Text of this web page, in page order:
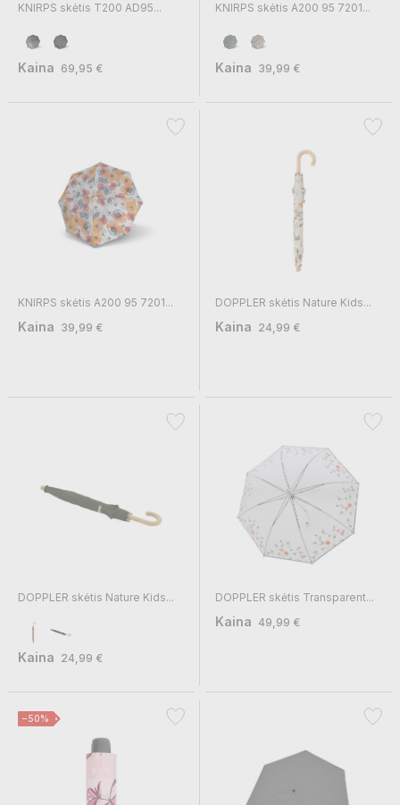
KNIRPS skėtis T200 AD95...
Kaina 69,95 €
KNIRPS skėtis A200 95 7201...
Kaina 39,99 €
KNIRPS skėtis A200 95 7201...
Kaina 39,99 €
DOPPLER skėtis Nature Kids...
Kaina 24,99 €
DOPPLER skėtis Nature Kids...
Kaina 24,99 €
DOPPLER skėtis Transparent...
Kaina 49,99 €
−50%